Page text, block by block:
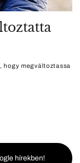
hogy megváltoztassa
hírekben!